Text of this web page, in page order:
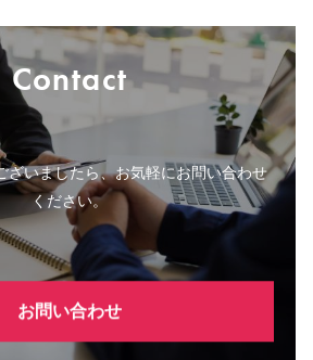
Contact
ざいましたら、お気軽にお問い合わせ
ください。
お問い合わせ